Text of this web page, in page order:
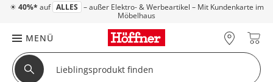
☀ 40%* auf ALLES – außer Elektro- & Werbeartikel – Mit Kundenkarte im
Möbelhaus
MENÜ